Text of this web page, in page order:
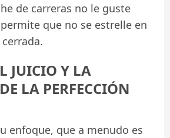
de carreras no le guste
que no se estrelle en
JUICIO Y LA
LA PERFECCIÓN
enfoque, que a menudo es